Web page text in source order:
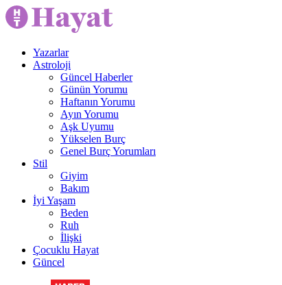
Yazarlar
Astroloji
Güncel Haberler
Günün Yorumu
Haftanın Yorumu
Ayın Yorumu
Aşk Uyumu
Yükselen Burç
Genel Burç Yorumları
Stil
Giyim
Bakım
İyi Yaşam
Beden
Ruh
İlişki
Çocuklu Hayat
Güncel